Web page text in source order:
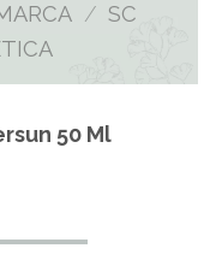
/ SC
50 Ml